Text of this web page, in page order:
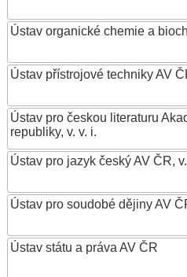
Ústav organické chemie a
Ústav přístrojové techniky AV
Ústav pro českou literaturu
republiky, v. v. i.
Ústav pro jazyk český AV ČR,
Ústav pro soudobé dějiny AV
Ústav státu a práva AV ČR